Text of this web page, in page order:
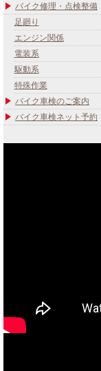
バイク修理・点検整備
足廻り
エンジン関係
電装系
駆動系
特殊作業
バイク車検のご案内
バイク車検ネット予約